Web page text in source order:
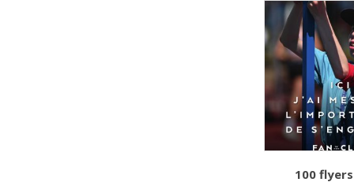
100